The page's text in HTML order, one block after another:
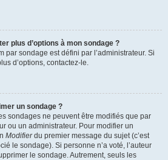
plus d’options à mon sondage ?
par sondage est défini par l’administrateur. Si
d’options, contactez-le.
un sondage ?
sondages ne peuvent être modifiés que par
ou un administrateur. Pour modifier un
Modifierdu premier message du sujet (c’est
le sondage). Si personne n’a voté, l’auteur
le sondage. Autrement, seuls les